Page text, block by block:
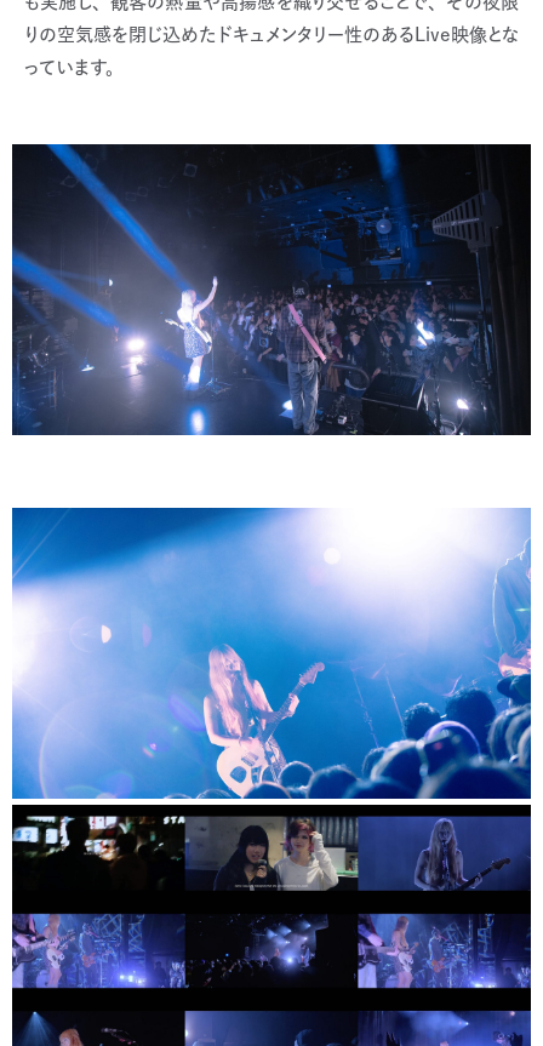
りの空気感を閉じ込めたドキュメンタリー性のあるLive映像とな
っています。